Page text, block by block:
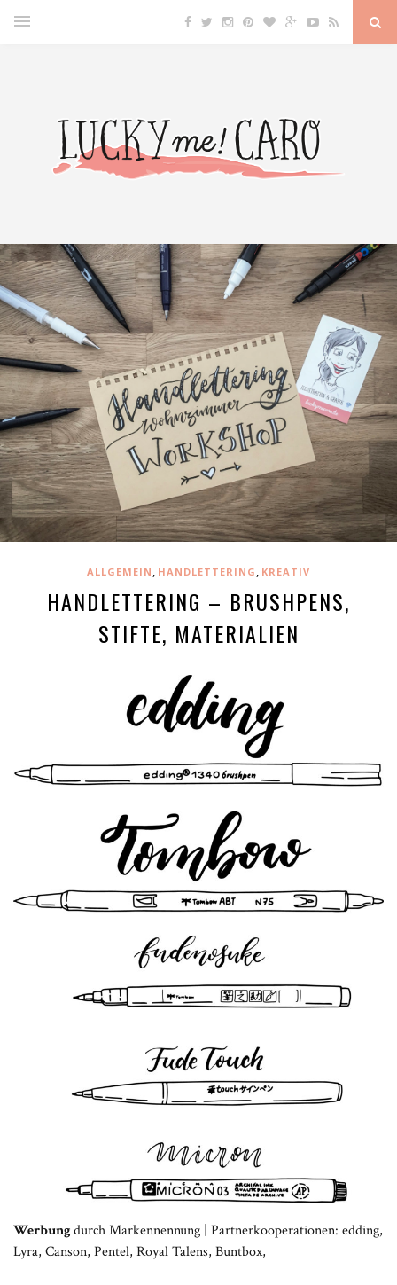
ALLGEMEIN , HANDLETTERING , KREATIV
HANDLETTERING – BRUSHPENS,
STIFTE, MATERIALIEN
Werbungdurch Markennennung | Partnerkooperationen: edding,
Lyra, Canson, Pentel, Royal Talens, Buntbox,